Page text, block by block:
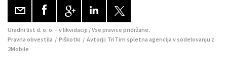
Uradni list d. o. o. – v likvidaciji / Vse pravice pridržane.
Pravna obvestila / Piškotki / Avtorji: TriTim spletna agencija v sodelovanju z
2Mobile